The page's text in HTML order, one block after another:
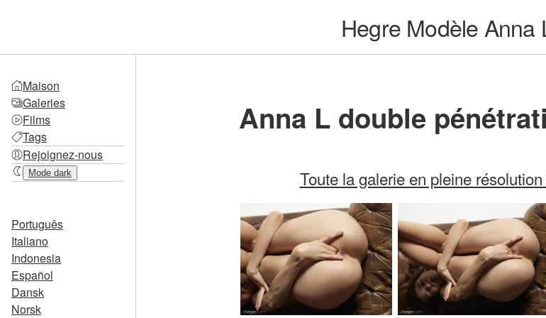
Hegre Modèle Anna
Maison
Galeries
Films
Tags
Rejoignez-nous
Mode dark
Português
Italiano
Indonesia
Español
Dansk
Norsk
Anna L double
Toute la galerie en pleine